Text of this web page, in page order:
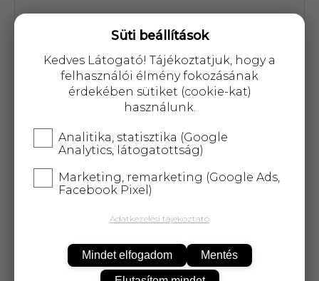
Cikkszám: 12429
1 562 Ft
KOSÁRBA
felett5 kg-igingyenes kiszállítás!
Süti beállítások
Kedves Látogató! Tájékoztatjuk, hogy a
felhasználói élmény fokozásának
érdekében sütiket (cookie-kat)
használunk.
Analitika, statisztika (Google
Analytics, látogatottság)
Marketing, remarketing (Google Ads,
Facebook Pixel)
Adatkezelési tájékoztató
Mindet elfogadom Mentés